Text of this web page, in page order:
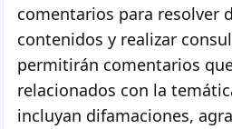
comentarios para resolver
contenidos y realizar
permitirán comentarios
relacionados con la
incluyan difamaciones,